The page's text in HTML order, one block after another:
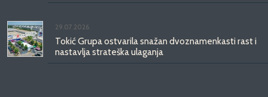
29.07.2026.
Tokić Grupa ostvarila snažan dvoznamenkasti rast i
nastavlja strateška ulaganja